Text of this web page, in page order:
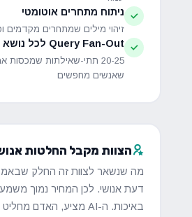
ניתוח מתחרים אוטומטי
זיהוי מילים שמתחרים מקדמים
Query Fan-Out לכל נושא
20-25 תתי-שאילתות שמכסות
שאנשים מחפשים
הצוות מקבל החלטות
מה שנשאר לצוות זה החלק
דעת אנושי. לכן המחיר נמוך
באיכות. ה-AI מציע, האדם מחליט ומבצע.